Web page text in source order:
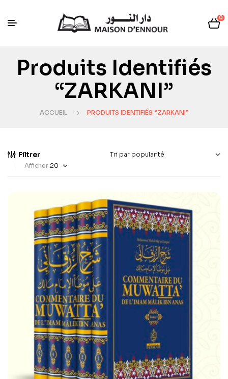
0
Produits Identifiés
“ZARKANI”
ACCUEIL PRODUITS IDENTIFIÉS “ZARKANI”
Filtrer
Afficher